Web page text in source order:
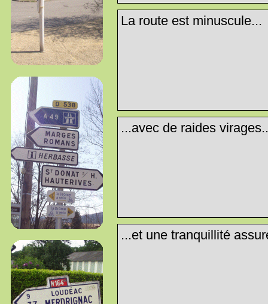
La route est minuscule...
...avec de raides
...et une tranquillité